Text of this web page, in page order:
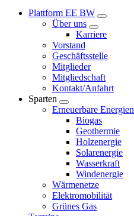
Plattform EE BW
Über uns
Karriere
Vorstand
Geschäftsstelle
Mitglieder
Mitgliedschaft
Kontakt/Anfahrt
Sparten
Erneuerbare Energien
Biogas
Geothermie
Holzenergie
Solarenergie
Wasserkraft
Windenergie
Wärmenetze
Elektromobilität
Grünes Gas